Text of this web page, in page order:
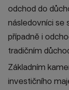
odchod do
následovníci se
případně i
tradičním
Základním
investičního